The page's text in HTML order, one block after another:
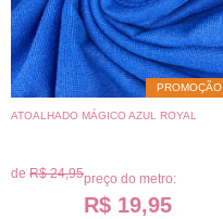
PROMOÇÃO
ATOALHADO MÁGICO AZUL ROYAL
de R$ 24,95preço do metro:
R$ 19,95